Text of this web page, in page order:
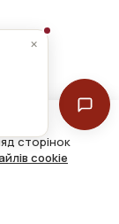
сторінок
cookie
×